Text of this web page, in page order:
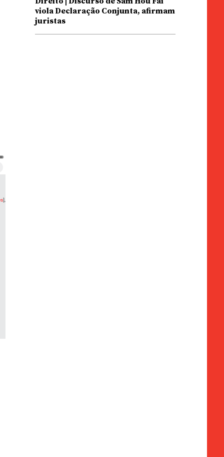
viola Declaração Conjunta, afirmam
juristas